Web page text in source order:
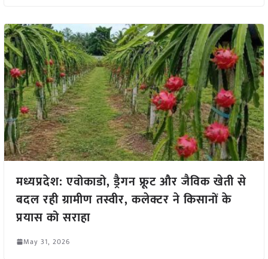
मध्यप्रदेश: एवोकाडो, ड्रैगन फ्रूट और जैविक खेती से
बदल रही ग्रामीण तस्वीर, कलेक्टर ने किसानों के
प्रयास को सराहा
May 31, 2026